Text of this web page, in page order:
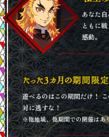
あなた
ともに
感動。
遊べるのはこの期間だけ！
対に逃すな！
※他地域、他期間での開催はあ